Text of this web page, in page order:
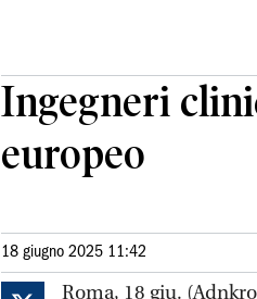
Ingegneri
europeo
18 giugno 2025 11:42
Roma, 18 giu.